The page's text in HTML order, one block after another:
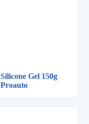
Silicone Gel 150g
Proauto